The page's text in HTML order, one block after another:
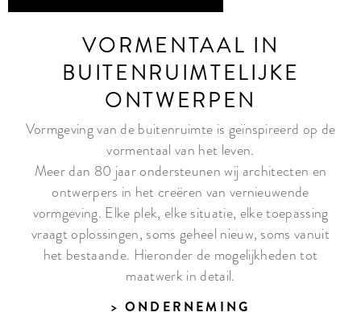
VORMENTAAL IN
BUITENRUIMTELIJKE
ONTWERPEN
Vormgeving van de buitenruimte is geïnspireerd op de
vormentaal van het leven.
Meer dan 80 jaar ondersteunen wij architecten en
ontwerpers in het creëren van vernieuwende
vormgeving. Elke plek, elke situatie, elke toepassing
vraagt oplossingen, soms geheel nieuw, soms vanuit
het bestaande. Hieronder de mogelijkheden tot
maatwerk in detail.
ONDERNEMING